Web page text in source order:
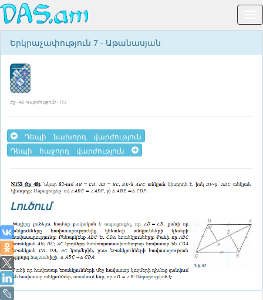
Երկրաչափություն 7 - Աթանասյան
Էջ - 48, Վարժություն - 153
Դեպի նախորդ վարժություն
Դեպի հաջորդ վարժություն
Լուծում